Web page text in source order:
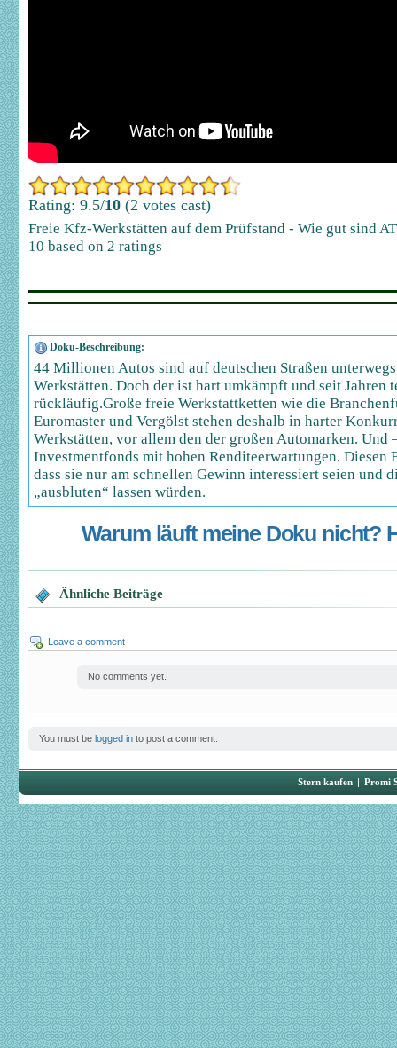
Rating: 9.5/10 (2 votes cast)
Freie Kfz-Werkstätten auf dem Prüfstand - Wie gut sind
10 based on 2 ratings
Doku-Beschreibung:
44 Millionen Autos sind auf deutschen Straßen
Werkstätten. Doch der ist hart umkämpft und seit Jahren
rückläufig.Große freie Werkstattketten wie die
Euromaster und Vergölst stehen deshalb in harter
Werkstätten, vor allem den der großen Automarken. Und
Investmentfonds mit hohen Renditeerwartungen. Diesen
dass sie nur am schnellen Gewinn interessiert seien und
„ausbluten“ lassen würden.
Warum läuft meine Doku nicht?
Ähnliche Beiträge
Leave a comment
No comments yet.
You must be logged in to post a comment.
Stern kaufen | Promi